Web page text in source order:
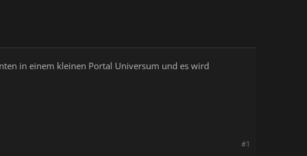
in einem kleinen Portal Universum und es wird
#1